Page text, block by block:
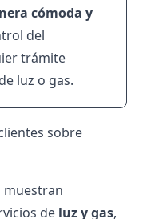
cómoda y
del
trámite
luz o gas.
sobre
muestran
de luz y gas,